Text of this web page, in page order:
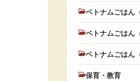
ベトナムごはん
ベトナムごはん
ベトナムごはん
保育・教育